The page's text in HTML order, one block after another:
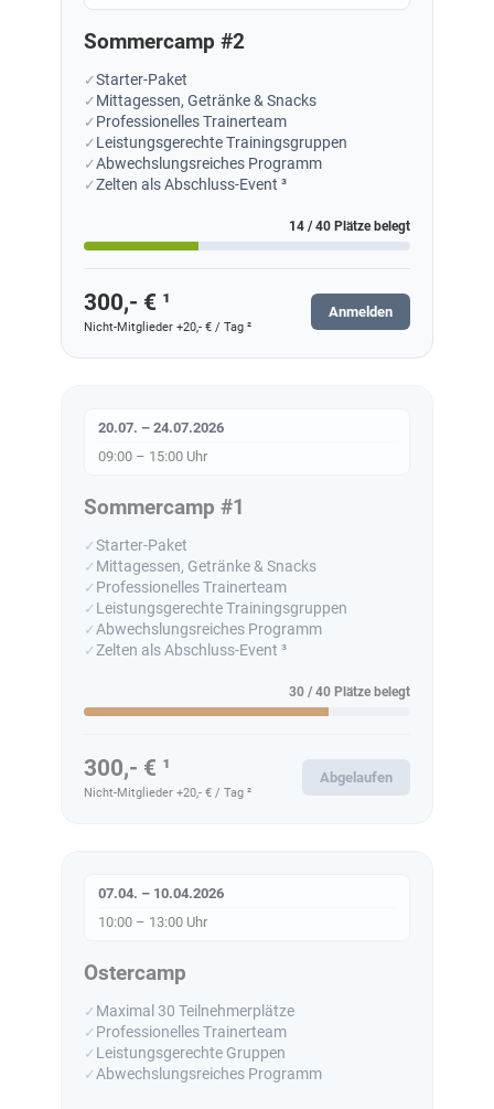
Sommercamp #2
Starter-Paket
Mittagessen, Getränke & Snacks
Professionelles Trainerteam
Leistungsgerechte Trainingsgruppen
Abwechslungsreiches Programm
Zelten als Abschluss-Event ³
14 / 40 Plätze belegt
300,- € ¹
Nicht-Mitglieder +20,- € / Tag ²
Anmelden
20.07. – 24.07.2026
09:00 – 15:00 Uhr
Sommercamp #1
Starter-Paket
Mittagessen, Getränke & Snacks
Professionelles Trainerteam
Leistungsgerechte Trainingsgruppen
Abwechslungsreiches Programm
Zelten als Abschluss-Event ³
30 / 40 Plätze belegt
300,- € ¹
Nicht-Mitglieder +20,- € / Tag ²
Abgelaufen
07.04. – 10.04.2026
10:00 – 13:00 Uhr
Ostercamp
Maximal 30 Teilnehmerplätze
Professionelles Trainerteam
Leistungsgerechte Gruppen
Abwechslungsreiches Programm